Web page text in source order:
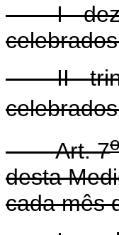
I - dez
II - trinta
Art. 7o
desta
cada mês